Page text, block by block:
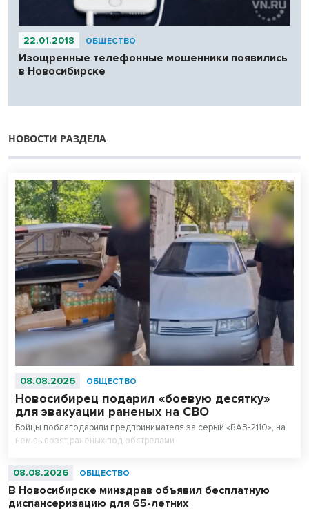
22.01.2018 ОБЩЕСТВО
Изощренные телефонные мошенники появились
в Новосибирске
НОВОСТИ РАЗДЕЛА
08.08.2026 ОБЩЕСТВО
Новосибирец подарил «боевую десятку»
для эвакуации раненых на СВО
Бойцы поблагодарили предпринимателя за серый «ВАЗ-2110», на
нем вывозят раненых под обстрелами.
08.08.2026 ОБЩЕСТВО
В Новосибирске минздрав объявил бесплатную
диспансеризацию для 65-летних